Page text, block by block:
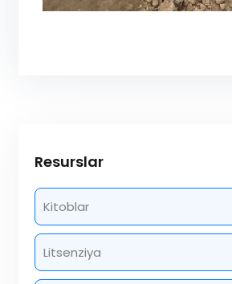
Resurslar
Kitoblar
Litsenziya